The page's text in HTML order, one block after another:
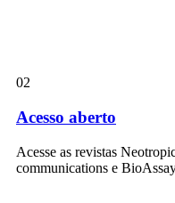
02
Acesso aberto
Acesse as revistas
communications e